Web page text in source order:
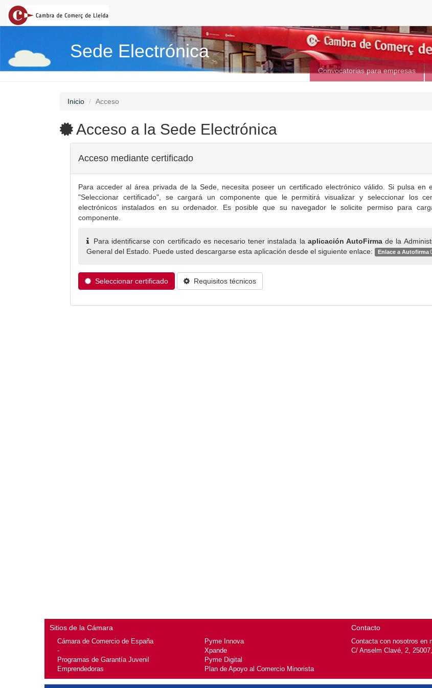
Sede Electrónica
Convocatorias para empresas
Inicio Acceso
Acceso a la Sede Electrónica
Acceso mediante certificado
Para acceder al área privada de la Sede, necesita poseer un certificado electrónico válido.
Si pulsa en
"Seleccionar certificado", se cargará un componente que le permitirá visualizar y seleccionar los
electrónicos instalados en su ordenador. Es posible que su navegador le solicite permiso para
componente.
Para identificarse con certificado es necesario tener instalada la aplicación AutoFirmade la
General del Estado. Puede usted descargarse esta aplicación desde el siguiente enlace:
Enlace a Autofirma
Seleccionar certificado Requisitos técnicos
Sitios de la Cámara
Cámara de Comercio de España
-
Programas de Garantía Juvenil
Emprendedoras
Pyme Innova
Xpande
Pyme Digital
Plan de Apoyo al Comercio Minorista
Contacto
Contacta con nosotros en
C/ Anselm Clavé, 2,